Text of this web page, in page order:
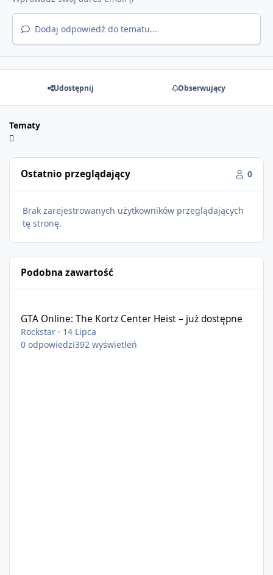
Dodaj odpowiedź do tematu...
Udostępnij Obserwujący
Tematy
Ostatnio przeglądający 0
Brak zarejestrowanych użytkowników przeglądających
tę stronę.
Podobna zawartość
GTA Online: The Kortz Center Heist – już dostępne
Rockstar · 14 Lipca
0 odpowiedzi392 wyświetleń